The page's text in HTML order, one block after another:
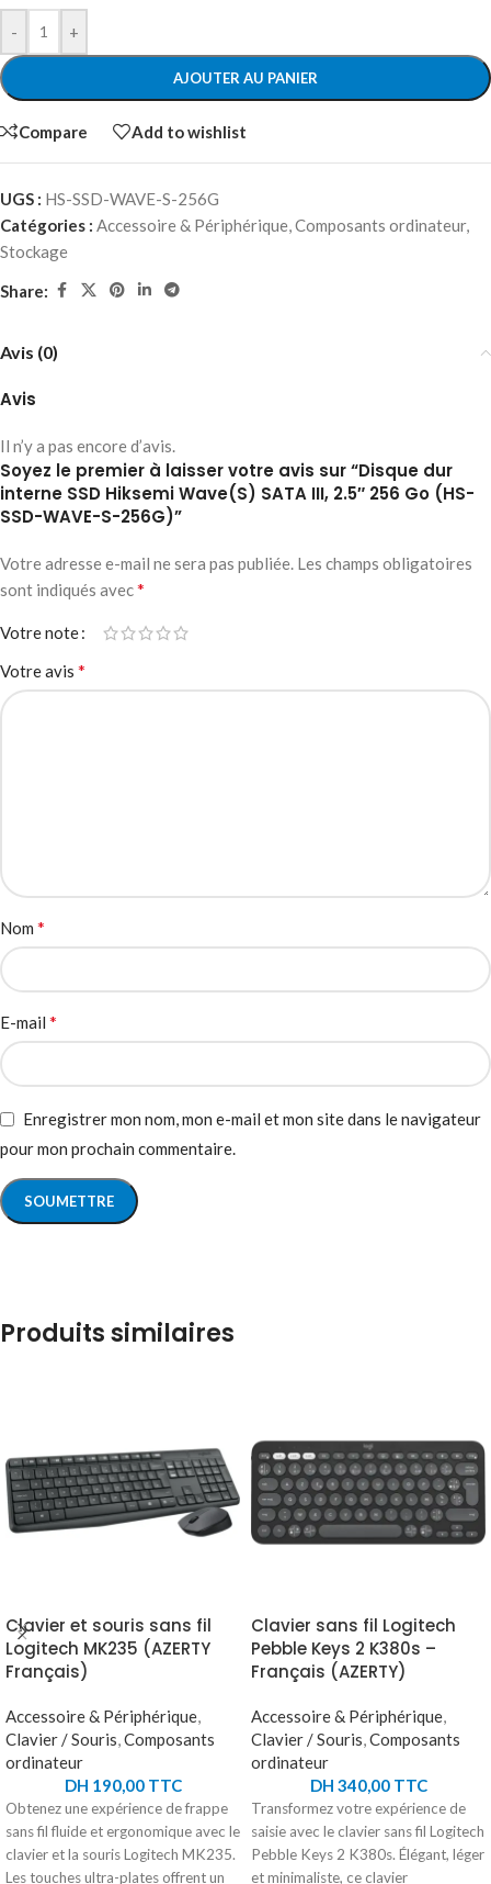
- +
AJOUTER AU PANIER
Compare Add to wishlist
UGS : HS-SSD-WAVE-S-256G
Catégories : Accessoire & Périphérique,Composants ordinateur,
Stockage
Share:
Avis (0)
Avis
Il n’y a pas encore d’avis.
Soyez le premier à laisser votre avis sur “Disque dur
interne SSD Hiksemi Wave(S) SATA III, 2.5″ 256 Go (HS-
SSD-WAVE-S-256G)”
Votre adresse e-mail ne sera pas publiée. Les champs obligatoires
sont indiqués avec*
Votre note
Votre avis *
Nom *
E-mail *
Enregistrer mon nom, mon e-mail et mon site dans le navigateur
pour mon prochain commentaire.
Produits similaires
Clavier et souris sans fil
Logitech MK235 (AZERTY
Français)
Accessoire & Périphérique
Clavier / Souris Composants
ordinateur
DH 190,00TTC
Obtenez une expérience de frappe
sans fil fluide et ergonomique avec le
clavier et la souris Logitech MK235.
Les touches ultra-plates offrent un
Clavier sans fil Logitech
Pebble Keys 2 K380s –
Français (AZERTY)
Accessoire & Périphérique
Clavier / Souris Composants
ordinateur
DH 340,00TTC
Transformez votre expérience de
saisie avec le clavier sans fil Logitech
Pebble Keys 2 K380s. Élégant, léger
et minimaliste, ce clavier